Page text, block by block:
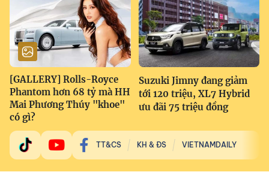
[GALLERY] Rolls-Royce
Phantom hơn 68 tỷ mà HH
Mai Phương Thúy "khoe"
có gì?
Suzuki Jimny đang giảm
tới 120 triệu, XL7 Hybrid
ưu đãi 75 triệu đồng
TT&CS KH & ĐS VIETNAMDAILY